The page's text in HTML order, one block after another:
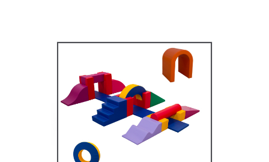
Équipement pédagogique
MOBILIER SCOLAIRE